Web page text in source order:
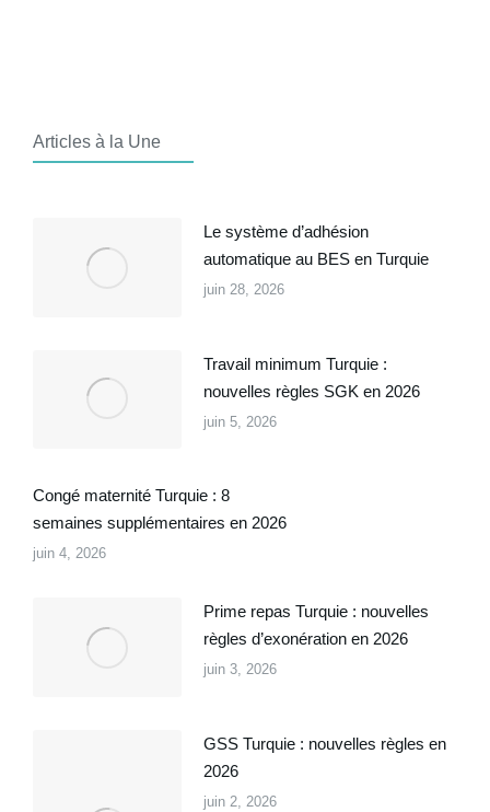
Articles à la Une
Le système d’adhésion
automatique au BES en Turquie
juin 28, 2026
Travail minimum Turquie :
nouvelles règles SGK en 2026
juin 5, 2026
Congé maternité Turquie : 8
semaines supplémentaires en 2026
juin 4, 2026
Prime repas Turquie : nouvelles
règles d’exonération en 2026
juin 3, 2026
GSS Turquie : nouvelles règles en
2026
juin 2, 2026